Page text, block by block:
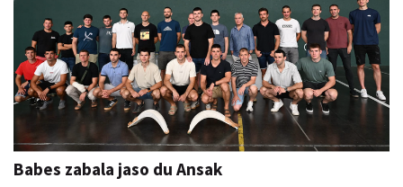
Babes zabala jaso du Ansak